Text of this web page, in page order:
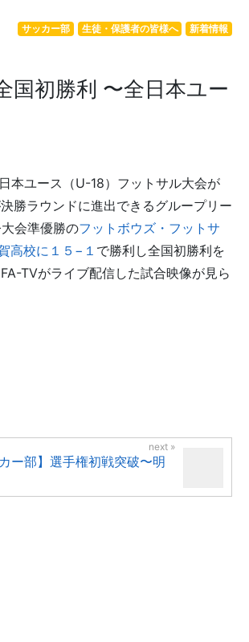
新着情報
生徒・保護者の皆様へ
サッカー部
国初勝利 〜全日本ユー
本ユース（U-18）フットサル大会が
勝ラウンドに進出できるグループリー
会準優勝のフットボウズ・フットサ
高校に１５−１ で勝利し全国初勝利を
TVがライブ配信した試合映像が見ら
カー部】選手権初戦突破〜明